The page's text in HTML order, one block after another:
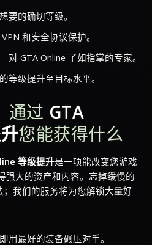
要的确切等级。
和安全协议保护。
对 GTA Online 了如指掌的专家。
等级提升至目标水平。
通过 GTA
您能获得什么
等级提升是一项能改变您游戏
强大的资产和内容。忘掉缓慢的
；我们的服务将为您解锁大量好
用最好的装备碾压对手。